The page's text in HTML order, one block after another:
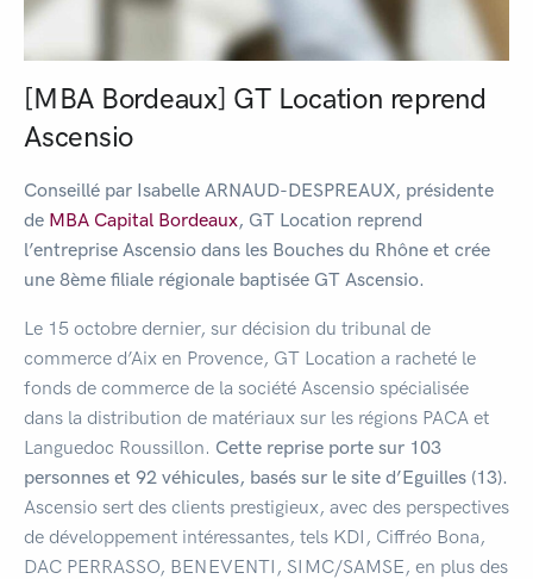
[MBA Bordeaux] GT Location reprend
Ascensio
Conseillé par Isabelle ARNAUD-DESPREAUX, présidente
de MBA Capital Bordeaux, GT Location reprend
l’entreprise Ascensio dans les Bouches du Rhône et crée
une 8ème filiale régionale baptisée GT Ascensio.
Le 15 octobre dernier, sur décision du tribunal de
commerce d’Aix en Provence, GT Location a racheté le
fonds de commerce de la société Ascensio spécialisée
dans la distribution de matériaux sur les régions PACA et
Languedoc Roussillon. Cette reprise porte sur 103
personnes et 92 véhicules, basés sur le site d’Eguilles (13).
Ascensio sert des clients prestigieux, avec des perspectives
de développement intéressantes, tels KDI, Ciffréo Bona,
DAC PERRASSO, BENEVENTI, SIMC/SAMSE, en plus des